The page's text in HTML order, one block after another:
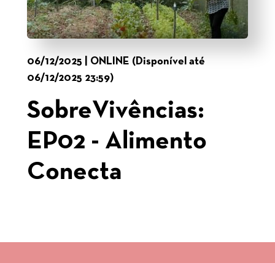
06/12/2025 | ONLINE (Disponível até
06/12/2025 23:59)
SobreVivências:
EP02 - Alimento
Conecta